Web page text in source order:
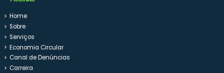
Home
Sobre
Serviços
Economia Circular
Canal de Denúncias
Carreira